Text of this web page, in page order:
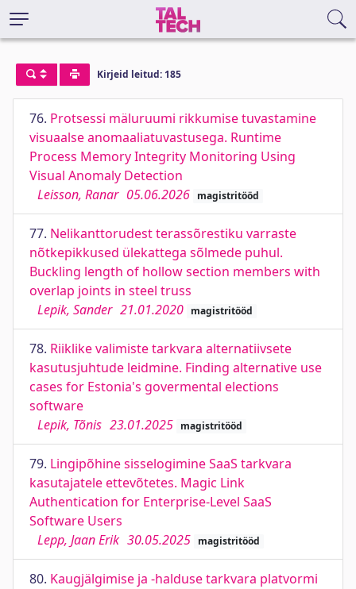
Kirjeid leitud: 185
76. Protsessi mäluruumi rikkumise tuvastamine
visuaalse anomaaliatuvastusega. Runtime
Process Memory Integrity Monitoring Using
Visual Anomaly Detection
Leisson, Ranar 05.06.2026 magistritööd
77. Nelikanttorudest terassõrestiku varraste
nõtkepikkused ülekattega sõlmede puhul.
Buckling length of hollow section members with
overlap joints in steel truss
Lepik, Sander 21.01.2020 magistritööd
78. Riiklike valimiste tarkvara alternatiivsete
kasutusjuhtude leidmine. Finding alternative use
cases for Estonia's govermental elections
software
Lepik, Tõnis 23.01.2025 magistritööd
79. Lingipõhine sisselogimine SaaS tarkvara
kasutajatele ettevõtetes. Magic Link
Authentication for Enterprise-Level SaaS
Software Users
Lepp, Jaan Erik 30.05.2025 magistritööd
80. Kaugjälgimise ja -halduse tarkvara platvormi